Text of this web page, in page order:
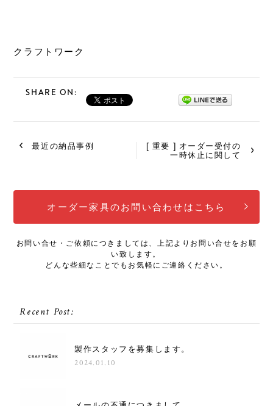
クラフトワーク
SHARE ON:
最近の納品事例 [ 重要 ] オーダー受付の
一時休止に関して
オーダー家具のお問い合わせはこちら
お問い合せ・ご依頼につきましては、上記よりお問い合せをお願
い致します。
どんな些細なことでもお気軽にご連絡ください。
Recent Post:
製作スタッフを募集します。
2024.01.10